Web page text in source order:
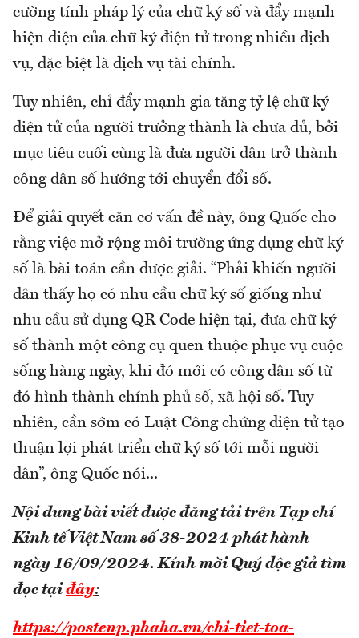
cường tính pháp lý của chữ ký số và đẩy mạnh
hiện diện của chữ ký điện tử trong nhiều dịch
vụ, đặc biệt là dịch vụ tài chính.
Tuy nhiên, chỉ đẩy mạnh gia tăng tỷ lệ chữ ký
điện tử của người trưởng thành là chưa đủ, bởi
mục tiêu cuối cùng là đưa người dân trở thành
công dân số hướng tới chuyển đổi số.
Để giải quyết căn cơ vấn đề này, ông Quốc cho
rằng việc mở rộng môi trường ứng dụng chữ ký
số là bài toán cần được giải. “Phải khiến người
dân thấy họ có nhu cầu chữ ký số giống như
nhu cầu sử dụng QR Code hiện tại, đưa chữ ký
số thành một công cụ quen thuộc phục vụ cuộc
sống hàng ngày, khi đó mới có công dân số từ
đó hình thành chính phủ số, xã hội số. Tuy
nhiên, cần sớm có Luật Công chứng điện tử tạo
thuận lợi phát triển chữ ký số tới mỗi người
dân”, ông Quốc nói...
Nội dung bài viết được đăng tải trên Tạp chí
Kinh tế Việt Nam số 38-2024 phát hành
ngày 16/09/2024.Kính mời Quý độc giả tìm
đọc tại đây:
https://postenp.phaha.vn/chi-tiet-toa-